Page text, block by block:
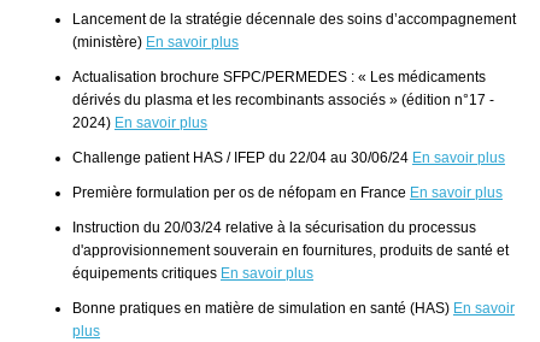
Lancement de la stratégie décennale des soins d’accompagnement
(ministère) En savoir plus
Actualisation brochure SFPC/PERMEDES : « Les médicaments
dérivés du plasma et les recombinants associés » (édition n°17 -
2024) En savoir plus
Challenge patient HAS / IFEP du 22/04 au 30/06/24 En savoir plus
Première formulation per os de néfopam en France En savoir plus
Instruction du 20/03/24 relative à la sécurisation du processus
d'approvisionnement souverain en fournitures, produits de santé et
équipements critiques En savoir plus
Bonne pratiques en matière de simulation en santé (HAS) En savoir
plus